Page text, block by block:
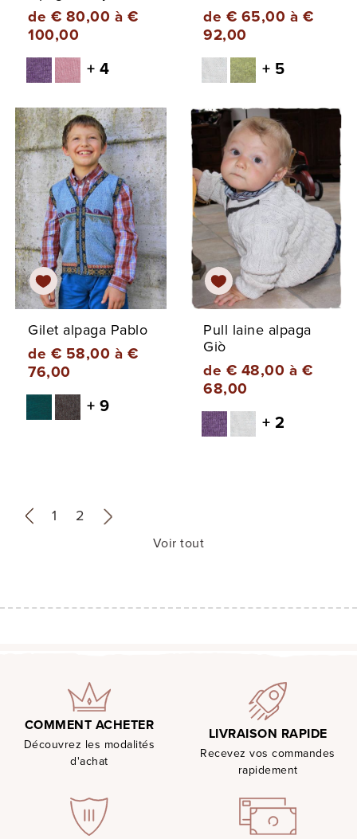
de € 80,00 à €
100,00
+ 4
de € 65,00 à €
92,00
+ 5
Gilet alpaga Pablo
de € 58,00 à €
76,00
+ 9
Pull laine alpaga
Giò
de € 48,00 à €
68,00
+ 2
« 1 2 »
Voir tout
COMMENT ACHETER
Découvrez les modalités
d'achat
LIVRAISON RAPIDE
Recevez vos commandes
rapidement